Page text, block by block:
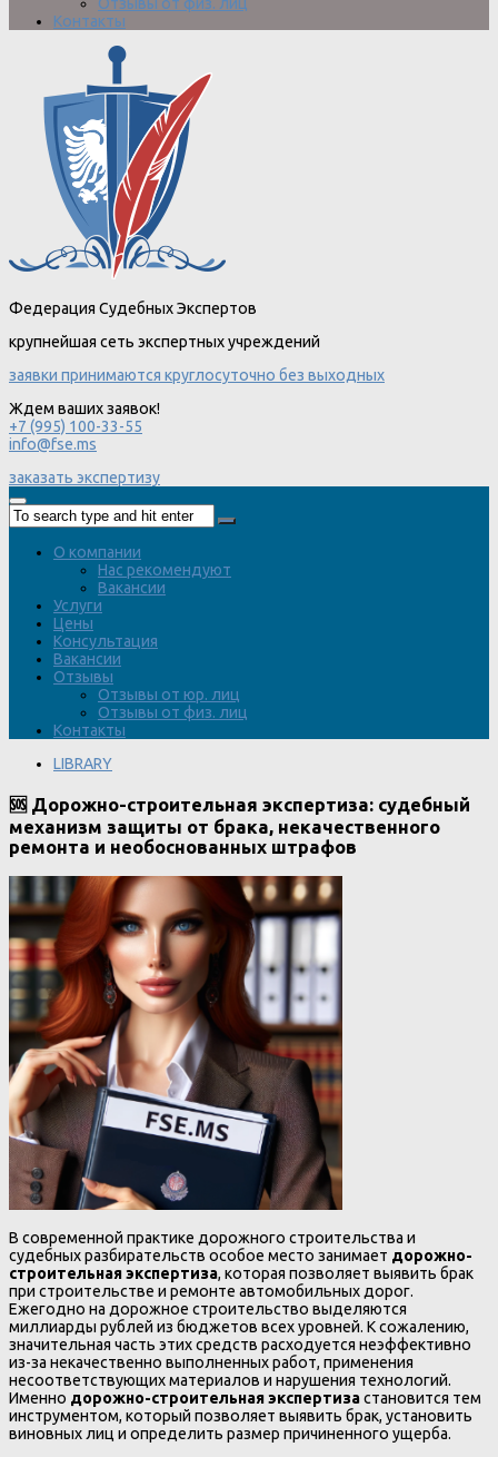
Отзывы от физ. лиц
Контакты
Федерация Судебных Экспертов
крупнейшая сеть экспертных учреждений
заявки принимаются круглосуточно без выходных
Ждем ваших заявок!
+7 (995) 100-33-55
info@fse.ms
заказать экспертизу
О компании
Нас рекомендуют
Вакансии
Услуги
Цены
Консультация
Вакансии
Отзывы
Отзывы от юр. лиц
Отзывы от физ. лиц
Контакты
LIBRARY
🆘 Дорожно-строительная экспертиза: судебный
механизм защиты от брака, некачественного
ремонта и необоснованных штрафов
В современной практике дорожного строительства и
судебных разбирательств особое место занимает дорожно-
строительная экспертиза, которая позволяет выявить брак
при строительстве и ремонте автомобильных дорог.
Ежегодно на дорожное строительство выделяются
миллиарды рублей из бюджетов всех уровней. К сожалению,
значительная часть этих средств расходуется неэффективно
из-за некачественно выполненных работ, применения
несоответствующих материалов и нарушения технологий.
Именно дорожно-строительная экспертизастановится тем
инструментом, который позволяет выявить брак, установить
виновных лиц и определить размер причиненного ущерба.